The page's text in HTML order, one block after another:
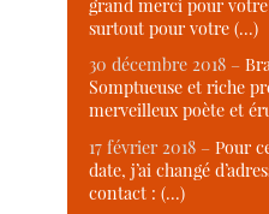
grand merci pour
surtout pour votre (…)
30 décembre 2018 –
Somptueuse et riche
merveilleux poète et
17 février 2018 –Pour
date, j’ai changé
contact : (…)